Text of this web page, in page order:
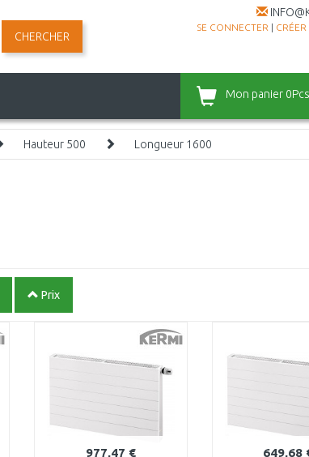
SE CONNECTER |
CHERCHER
Mon panier
Hauteur 500 Longueur 1600
Prix
977,47 € 649,68